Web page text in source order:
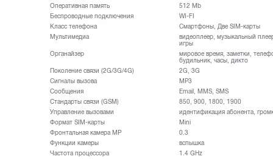
Оперативная память
512 Mb
Беспроводные подключения
WI-FI
Класс телефона
Смартфоны, Две SIM-карты
Мультимедиа
видеоплеер, музыкальный
игры
Органайзер
мировое время, заметки,
будильник, часы, дикто
Поколение связи (2G/3G/4G)
2G, 3G
Сигналы вызова
MP3
Сообщения
Email, MMS, SMS
Стандарты связи (GSM)
850, 900, 1800, 1900
Управление вызовами
идентификация абонента,
Формат SIM-карты
Mini
Фронтальная камера МР
0.3
Функции камеры
вспышка
Частота процессора
1.4 GHz